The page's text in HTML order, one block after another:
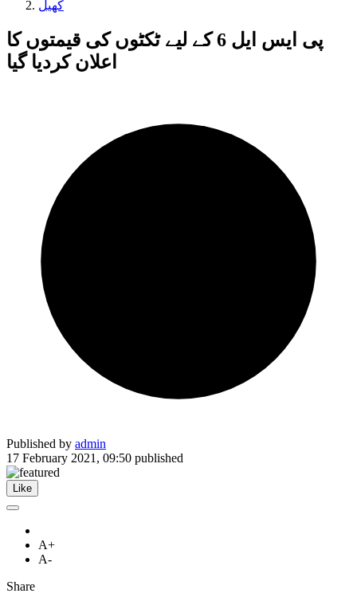
کھیل
پی ایس ایل 6 کے لیے ٹکٹوں کی قیمتوں کا
اعلان کردیا گیا
Published by admin
17 February 2021, 09:50 published
Like
A+
A-
Share